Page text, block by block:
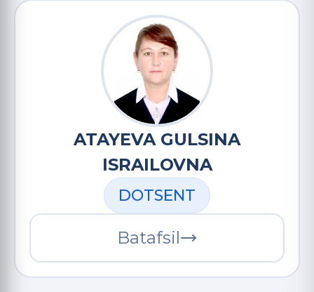
ATAYEVA GULSINA
ISRAILOVNA
DOTSENT
Batafsil